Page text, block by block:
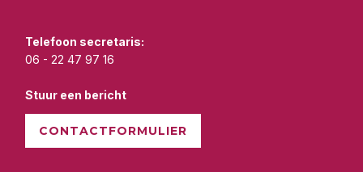
Telefoon secretaris:
06 - 22 47 97 16
Stuur een bericht
CONTACTFORMULIER